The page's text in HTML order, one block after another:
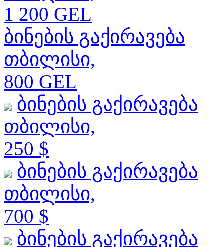
1 200 GEL
ბინების გაქირავება
თბილისი,
800 GEL
ბინების გაქირავება
თბილისი,
250 $
ბინების გაქირავება
თბილისი,
700 $
ბინების გაქირავება